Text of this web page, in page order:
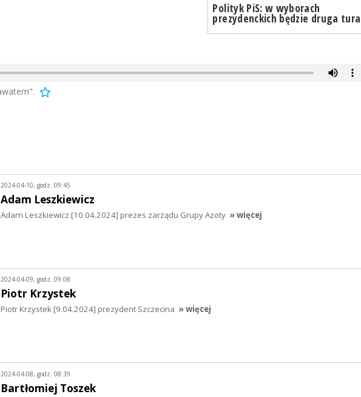
Polityk PiS: w wyborach
prezydenckich będzie druga tura
2024-04-10, godz. 09:45
Adam Leszkiewicz
Adam Leszkiewicz [10.04.2024] prezes zarządu Grupy Azoty » więcej
2024-04-09, godz. 09:08
Piotr Krzystek
Piotr Krzystek [9.04.2024] prezydent Szczecina » więcej
2024-04-08, godz. 08:39
Bartłomiej Toszek